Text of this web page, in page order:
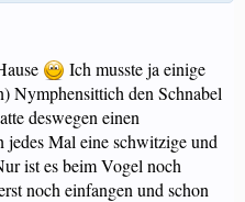
Ich musste ja einige
Nymphensittich den Schnabel
deswegen einen
jedes Mal eine schwitzige und
ist es beim Vogel noch
noch einfangen und schon